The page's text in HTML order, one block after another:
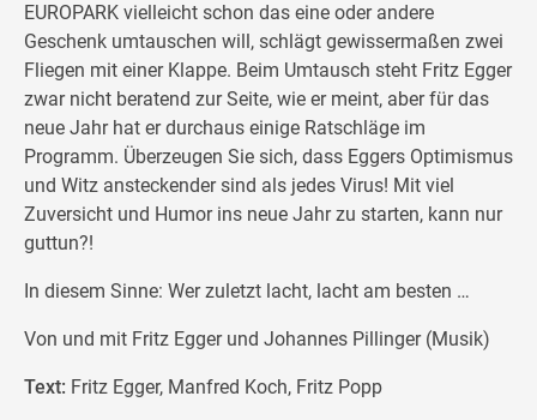
EUROPARK vielleicht schon das eine oder andere
Geschenk umtauschen will, schlägt gewissermaßen zwei
Fliegen mit einer Klappe. Beim Umtausch steht Fritz Egger
zwar nicht beratend zur Seite, wie er meint, aber für das
neue Jahr hat er durchaus einige Ratschläge im
Programm. Überzeugen Sie sich, dass Eggers Optimismus
und Witz ansteckender sind als jedes Virus! Mit viel
Zuversicht und Humor ins neue Jahr zu starten, kann nur
guttun?!
In diesem Sinne: Wer zuletzt lacht, lacht am besten …
Von und mit Fritz Egger und Johannes Pillinger (Musik)
Text: Fritz Egger, Manfred Koch, Fritz Popp